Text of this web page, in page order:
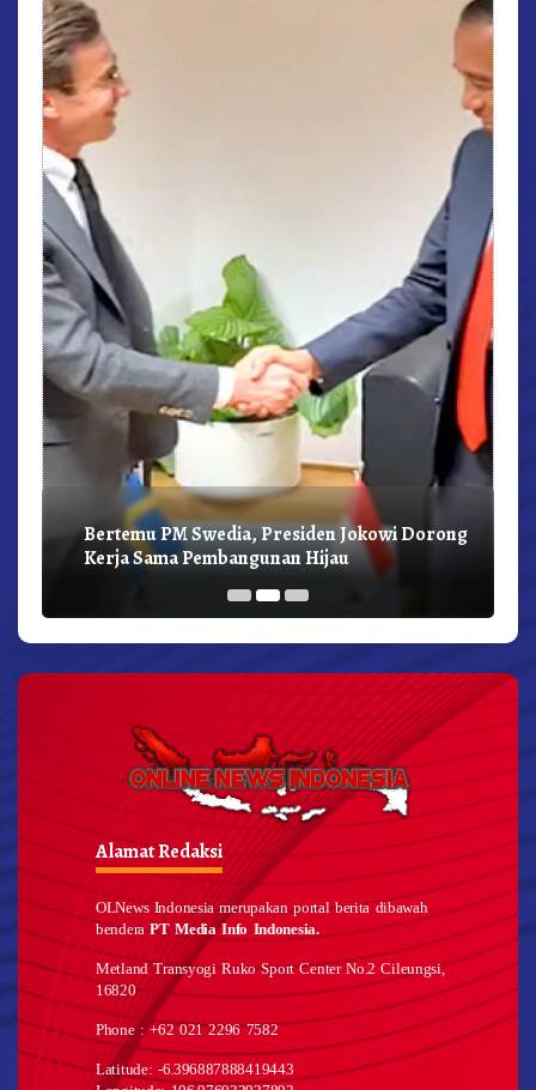
Bertemu PM Swedia, Presiden Jokowi Dorong
Kerja Sama Pembangunan Hijau
Alamat Redaksi
OLNews Indonesia merupakan portal berita dibawah
benderaPT Media Info Indonesia.
Metland Transyogi Ruko Sport Center No.2 Cileungsi,
16820
Phone : +62 021 2296 7582
Latitude: -6.396887888419443